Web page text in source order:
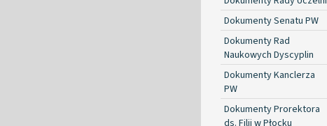
Dokumenty Senatu PW
Dokumenty Rad
Naukowych Dyscyplin
Dokumenty Kanclerza
PW
Dokumenty Prorektora
ds. Filii w Płocku